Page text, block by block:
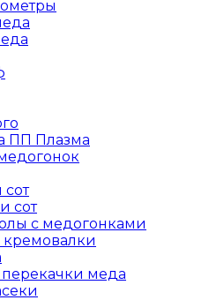
ПП Плазма
сот
сот
с медогонками
кремовалки
меда